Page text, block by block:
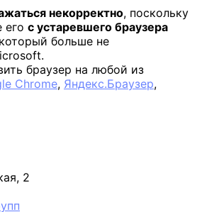
некорректно, поскольку
его с устаревшего браузера
больше не
браузер на любой из
Chrome, Яндекс.Браузер,
2